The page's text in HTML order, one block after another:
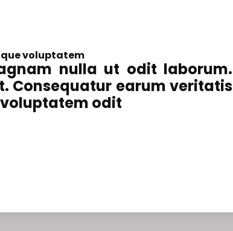
voluptatem
nulla ut odit laborum.
Consequatur earum veritatis
odit